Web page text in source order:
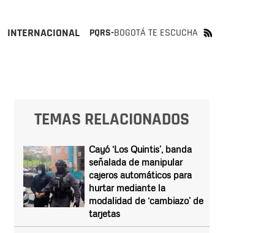
INTERNACIONAL PQRS-BOGOTÁ TE ESCUCHA
TEMAS RELACIONADOS
Cayó ‘Los Quintis’, banda
señalada de manipular
cajeros automáticos para
hurtar mediante la
modalidad de ‘cambiazo’ de
tarjetas